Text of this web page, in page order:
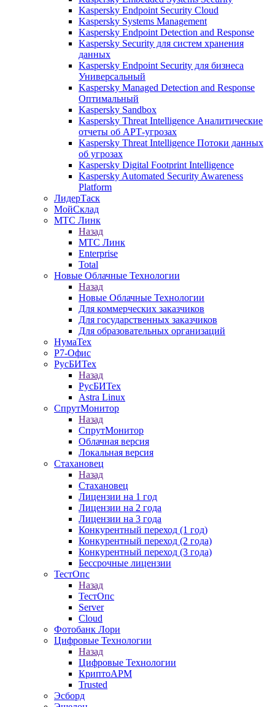
Kaspersky Endpoint Security Cloud
Kaspersky Systems Management
Kaspersky Endpoint Detection and Response
Kaspersky Security для систем хранения
данных
Kaspersky Endpoint Security для бизнеса
Универсальный
Kaspersky Managed Detection and Response
Оптимальный
Kaspersky Sandbox
Kaspersky Threat Intelligence Аналитические
отчеты об АРТ-угрозах
Kaspersky Threat Intelligence Потоки данных
об угрозах
Kaspersky Digital Footprint Intelligence
Kaspersky Automated Security Awareness
Platform
ЛидерТаск
МойСклад
МТС Линк
Назад
МТС Линк
Enterprise
Total
Новые Облачные Технологии
Назад
Новые Облачные Технологии
Для коммерческих заказчиков
Для государственных заказчиков
Для образовательных организаций
НумаТех
Р7-Офис
РусБИТех
Назад
РусБИТех
Astra Linux
СпрутМонитор
Назад
СпрутМонитор
Облачная версия
Локальная версия
Стахановец
Назад
Стахановец
Лицензии на 1 год
Лицензии на 2 года
Лицензии на 3 года
Конкурентный переход (1 год)
Конкурентный переход (2 года)
Конкурентный переход (3 года)
Бессрочные лицензии
ТестОпс
Назад
ТестОпс
Server
Cloud
Фотобанк Лори
Цифровые Технологии
Назад
Цифровые Технологии
КриптоАРМ
Trusted
Эсборд